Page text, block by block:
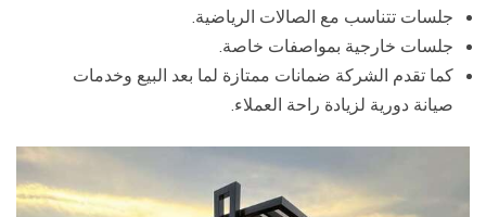
جلسات تتناسب مع الصالات الرياضية.
جلسات خارجية بمواصفات خاصة.
كما تقدم الشركة ضمانات ممتازة لما بعد البيع وخدمات
صيانة دورية لزيادة راحة العملاء.